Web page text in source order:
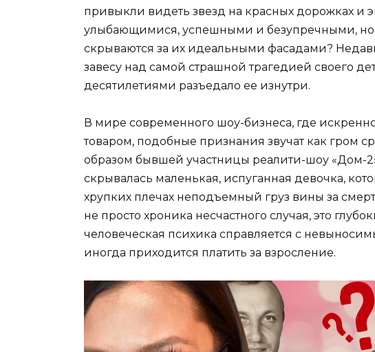
привыкли видеть звезд на красных дорожках и
улыбающимися, успешными и безупречными,
скрываются за их идеальными фасадами?
завесу над самой страшной трагедией своего
десятилетиями разъедало ее изнутри.
В мире современного шоу-бизнеса, где
товаром, подобные признания звучат как гром
образом бывшей участницы реалити-шоу «Дом-
скрывалась маленькая, испуганная девочка,
хрупких плечах неподъемный груз вины за
не просто хроника несчастного случая, это
человеческая психика справляется с
иногда приходится платить за взросление.